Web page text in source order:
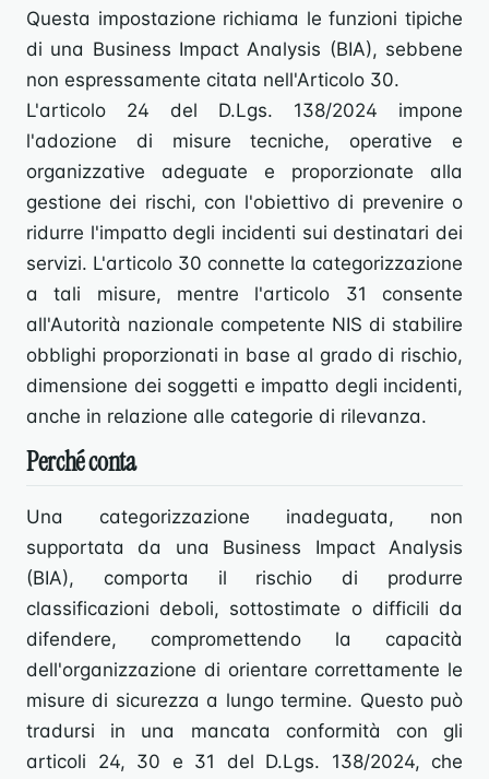
Questa impostazione richiama le funzioni tipiche
di una Business Impact Analysis (BIA), sebbene
non espressamente citata nell'Articolo 30.
L'articolo 24 del D.Lgs. 138/2024 impone
l'adozione di misure tecniche, operative e
organizzative adeguate e proporzionate alla
gestione dei rischi, con l'obiettivo di prevenire o
ridurre l'impatto degli incidenti sui destinatari dei
servizi. L'articolo 30 connette la categorizzazione
a tali misure, mentre l'articolo 31 consente
all'Autorità nazionale competente NIS di stabilire
obblighi proporzionati in base al grado di rischio,
dimensione dei soggetti e impatto degli incidenti,
anche in relazione alle categorie di rilevanza.
Perché conta
Una categorizzazione inadeguata, non
supportata da una Business Impact Analysis
(BIA), comporta il rischio di produrre
classificazioni deboli, sottostimate o difficili da
difendere, compromettendo la capacità
dell'organizzazione di orientare correttamente le
misure di sicurezza a lungo termine. Questo può
tradursi in una mancata conformità con gli
articoli 24, 30 e 31 del D.Lgs. 138/2024, che